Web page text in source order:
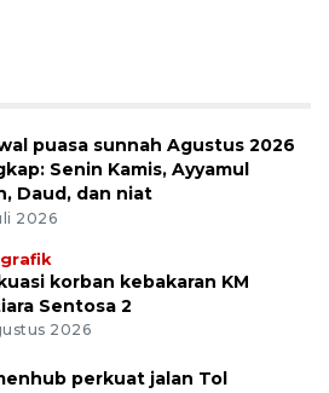
puasa sunnah Agustus 2026
Senin Kamis, Ayyamul
Daud, dan niat
2026
korban kebakaran KM
Sentosa 2
2026
perkuat jalan Tol